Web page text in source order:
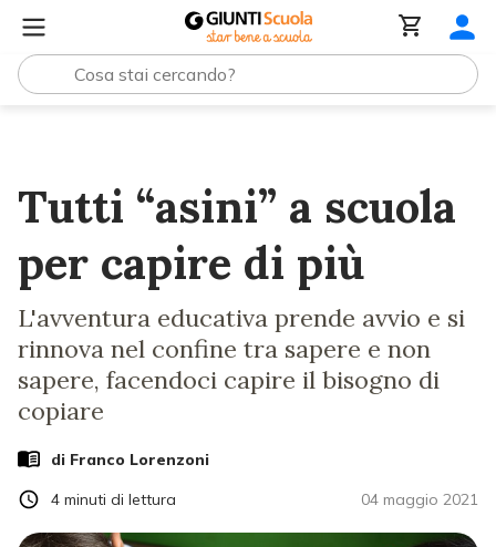
Tutti “asini” a scuola
per capire di più
L'avventura educativa prende avvio e si
rinnova nel confine tra sapere e non
sapere, facendoci capire il bisogno di
copiare
di Franco Lorenzoni
04 maggio 2021
4 minuti di lettura